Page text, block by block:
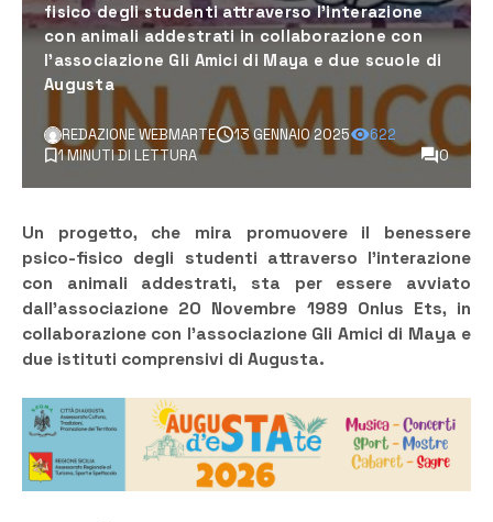
fisico degli studenti attraverso l'interazione
con animali addestrati in collaborazione con
l'associazione Gli Amici di Maya e due scuole di
Augusta
REDAZIONE WEBMARTE 13 GENNAIO 2025
622
1 MINUTI DI LETTURA
0
Un progetto, che mira promuovere il benessere
psico-fisico degli studenti attraverso l’interazione
con animali addestrati, sta per essere avviato
dall’associazione 20 Novembre 1989 Onlus Ets, in
collaborazione con l’associazione Gli Amici di Maya e
due istituti comprensivi di Augusta.